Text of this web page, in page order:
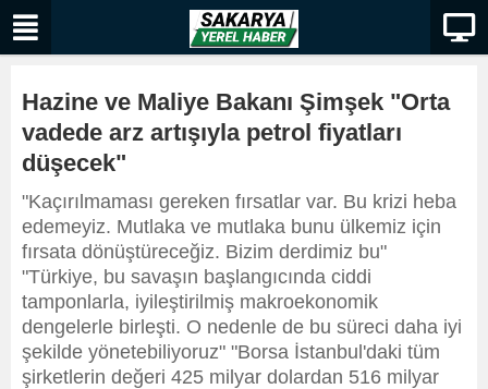
Hazine ve Maliye Bakanı Şimşek "Orta
vadede arz artışıyla petrol fiyatları
düşecek"
"Kaçırılmaması gereken fırsatlar var. Bu krizi heba
edemeyiz. Mutlaka ve mutlaka bunu ülkemiz için
fırsata dönüştüreceğiz. Bizim derdimiz bu"
"Türkiye, bu savaşın başlangıcında ciddi
tamponlarla, iyileştirilmiş makroekonomik
dengelerle birleşti. O nedenle de bu süreci daha iyi
şekilde yönetebiliyoruz" "Borsa İstanbul'daki tüm
şirketlerin değeri 425 milyar dolardan 516 milyar